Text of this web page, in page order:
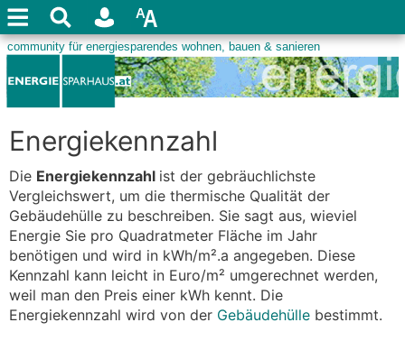
Energiekennzahl
Die Energiekennzahl ist der gebräuchlichste
Vergleichswert, um die thermische Qualität der
Gebäudehülle zu beschreiben. Sie sagt aus, wieviel
Energie Sie pro Quadratmeter Fläche im Jahr
benötigen und wird in kWh/m².a angegeben. Diese
Kennzahl kann leicht in Euro/m² umgerechnet werden,
weil man den Preis einer kWh kennt. Die
Energiekennzahl wird von der Gebäudehülle bestimmt.